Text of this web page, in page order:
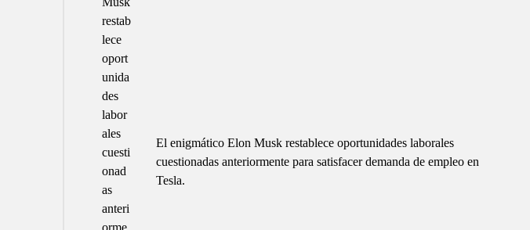
El enigmático Elon Musk restablece oportunidades laborales
cuestionadas anteriormente para satisfacer demanda de empleo en
Tesla.